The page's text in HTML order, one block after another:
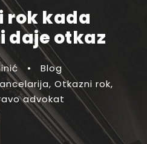
rok kada
daje otkaz
•
Blog
, Otkazni rok,
advokat